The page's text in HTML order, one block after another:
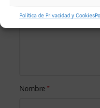
Política de Privacidad y Cookies
Nombre *